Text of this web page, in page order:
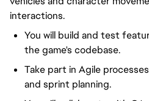
interactions.
You will build and test
the game's codebase.
Take part in Agile
and sprint planning.